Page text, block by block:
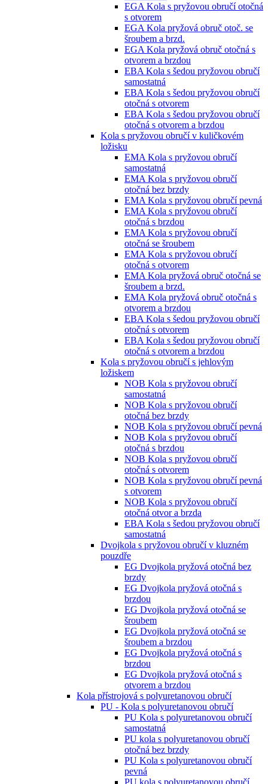
EGA Kola s pryžovou obručí otočná
s otvorem
EGA Kola pryžová obruč otoč. se
šroubem a brzd.
EGA Kola pryžová obruč otočná s
otvorem a brzdou
EBA Kola s šedou pryžovou obručí
samostatná
EBA Kola s šedou pryžovou obručí
otočná s otvorem
EBA Kola s šedou pryžovou obručí
otočná s otvorem a brzdou
Kola s pryžovou obručí v kuličkovém
ložisku
EMA Kola s pryžovou obručí
samostatná
EMA Kola s pryžovou obručí
otočná bez brzdy
EMA Kola s pryžovou obručí pevná
EMA Kola s pryžovou obručí
otočná s brzdou
EMA Kola s pryžovou obručí
otočná se šroubem
EMA Kola s pryžovou obručí
otočná s otvorem
EMA Kola pryžová obruč otočná se
šroubem a brzd.
EMA Kola pryžová obruč otočná s
otvorem a brzdou
EBA Kola s šedou pryžovou obručí
otočná s otvorem
EBA Kola s šedou pryžovou obručí
otočná s otvorem a brzdou
Kola s pryžovou obručí s jehlovým
ložiskem
NOB Kola s pryžovou obručí
samostatná
NOB Kola s pryžovou obručí
otočná bez brzdy
NOB Kola s pryžovou obručí pevná
NOB Kola s pryžovou obručí
otočná s brzdou
NOB Kola s pryžovou obručí
otočná s otvorem
NOB Kola s pryžovou obručí pevná
s otvorem
NOB Kola s pryžovou obručí
otočná otvor a brzda
EBA Kola s šedou pryžovou obručí
samostatná
Dvojkola s pryžovou obručí v kluzném
pouzdře
EG Dvojkola pryžová otočná bez
brzdy
EG Dvojkola pryžová otočná s
brzdou
EG Dvojkola pryžová otočná se
šroubem
EG Dvojkola pryžová otočná se
šroubem a brzdou
EG Dvojkola pryžová otočná s
brzdou
EG Dvojkola pryžová otočná s
otvorem a brzdou
Kola přístrojová s polyuretanovou obručí
PU - Kola s polyuretanovou obručí
PU Kola s polyuretanovou obručí
samostatná
PU kola s polyuretanovou obručí
otočná bez brzdy
PU Kola s polyuretanovou obručí
pevná
PU kola s polyuretanovou obručí